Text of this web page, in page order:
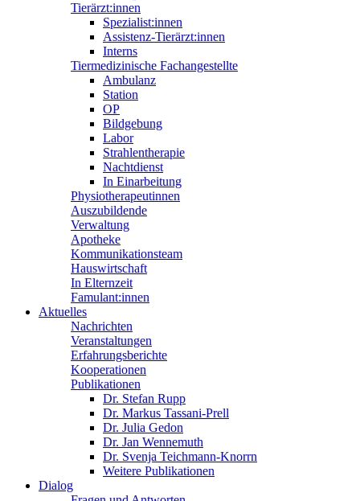
Tierärzt:innen
Spezialist:innen
Assistenz-Tierärzt:innen
Interns
Tiermedizinische Fachangestellte
Ambulanz
Station
OP
Bildgebung
Labor
Strahlentherapie
Nachtdienst
In Einarbeitung
Physiotherapeutinnen
Auszubildende
Verwaltung
Apotheke
Kommunikationsteam
Hauswirtschaft
In Elternzeit
Famulant:innen
Aktuelles
Nachrichten
Veranstaltungen
Erfahrungsberichte
Kooperationen
Publikationen
Dr. Stefan Rupp
Dr. Markus Tassani-Prell
Dr. Julia Gedon
Dr. Jan Wennemuth
Dr. Svenja Teichmann-Knorrn
Weitere Publikationen
Dialog